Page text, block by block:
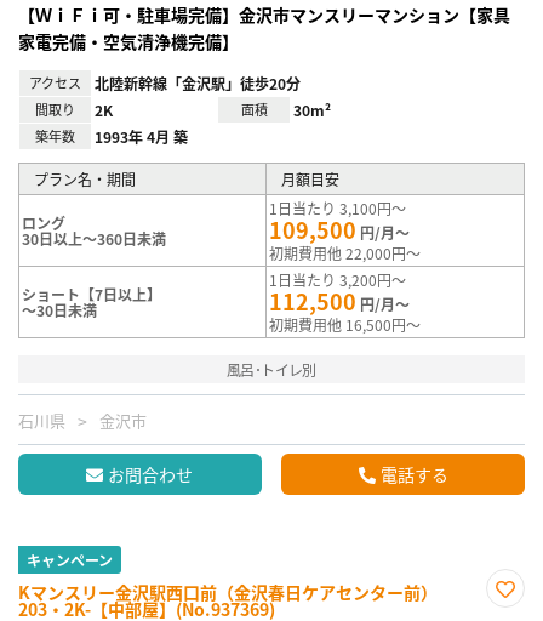
【ＷｉＦｉ可・駐車場完備】金沢市マンスリーマンション【家具
家電完備・空気清浄機完備】
アクセス 北陸新幹線「金沢駅」徒歩20分
間取り 2K 面積 30m²
築年数 1993年 4月 築
プラン名・期間 月額目安
ロング
30日以上～360日未満
1日当たり 3,100円～
109,500 円/月～
初期費用他 22,000円～
ショート【7日以上】
～30日未満
1日当たり 3,200円～
112,500 円/月～
初期費用他 16,500円～
風呂･トイレ別
石川県 金沢市
お問合わせ 電話する
キャンペーン
Kマンスリー金沢駅西口前（金沢春日ケアセンター前）
203・2K-【中部屋】(No.937369)